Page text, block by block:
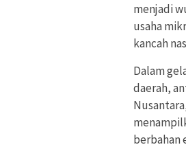
menjadi
usaha
kancah
Dalam
daerah,
berbahan